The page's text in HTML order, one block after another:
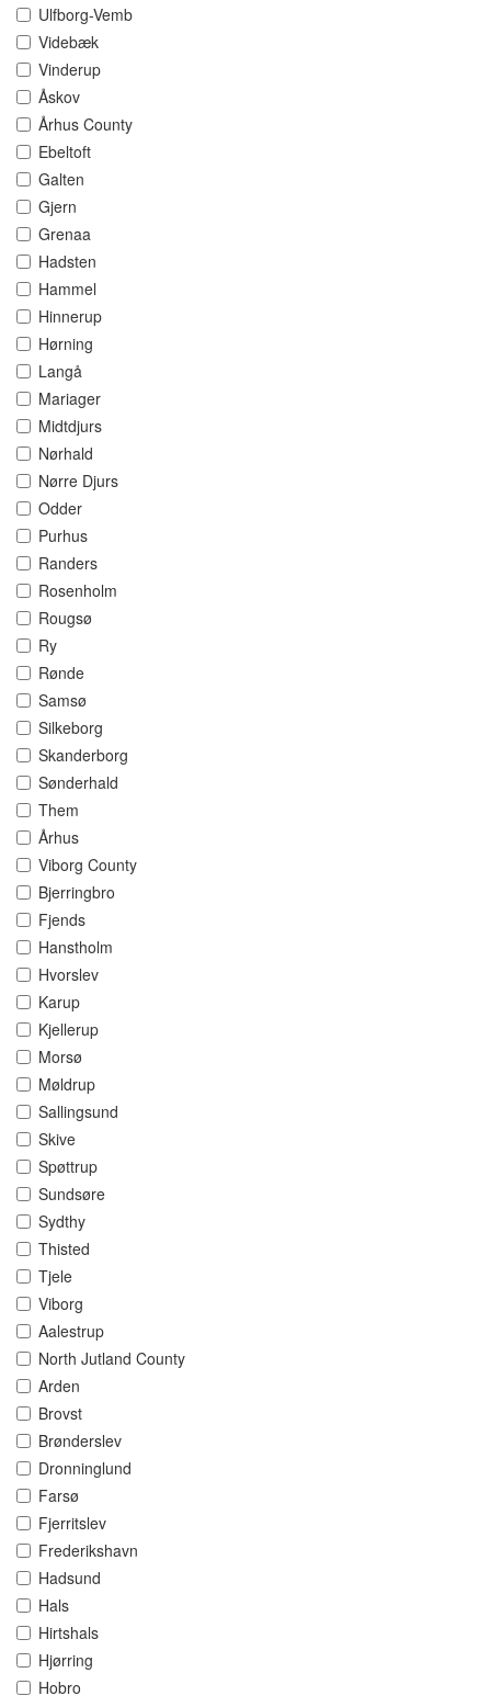
Ulfborg-Vemb
Videbæk
Vinderup
Åskov
Århus County
Ebeltoft
Galten
Gjern
Grenaa
Hadsten
Hammel
Hinnerup
Hørning
Langå
Mariager
Midtdjurs
Nørhald
Nørre Djurs
Odder
Purhus
Randers
Rosenholm
Rougsø
Ry
Rønde
Samsø
Silkeborg
Skanderborg
Sønderhald
Them
Århus
Viborg County
Bjerringbro
Fjends
Hanstholm
Hvorslev
Karup
Kjellerup
Morsø
Møldrup
Sallingsund
Skive
Spøttrup
Sundsøre
Sydthy
Thisted
Tjele
Viborg
Aalestrup
North Jutland County
Arden
Brovst
Brønderslev
Dronninglund
Farsø
Fjerritslev
Frederikshavn
Hadsund
Hals
Hirtshals
Hjørring
Hobro